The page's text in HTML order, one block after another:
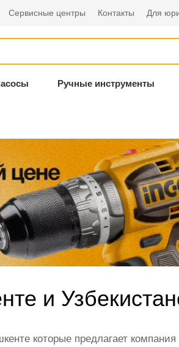
Сервисные центры Контакты Для
Ручные инструменты
и
которые предлагает